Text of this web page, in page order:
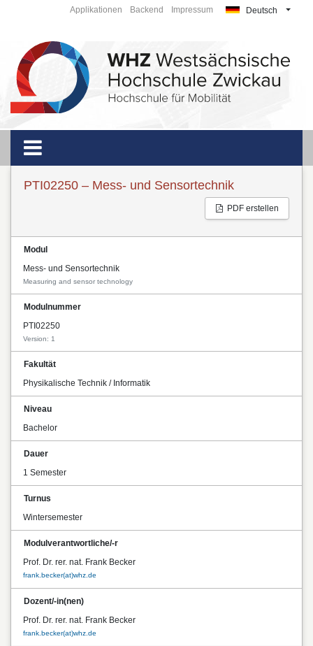
Deutsch
Applikationen Backend Impressum
PTI02250 – Mess- und Sensortechnik
PDF erstellen
Modul
Mess- und Sensortechnik
Measuring and sensor technology
Modulnummer
PTI02250
Version: 1
Fakultät
Physikalische Technik / Informatik
Niveau
Bachelor
Dauer
1 Semester
Turnus
Wintersemester
Modulverantwortliche/-r
Prof. Dr. rer. nat. Frank Becker
frank.becker(at)whz.de
Dozent/-in(nen)
Prof. Dr. rer. nat. Frank Becker
frank.becker(at)whz.de